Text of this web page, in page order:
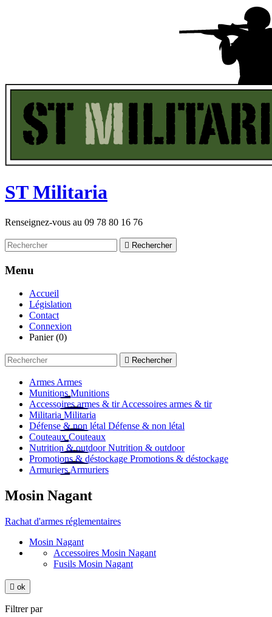
STMilitaria
Renseignez-vous au 09 78 80 16 76
 Rechercher
Menu
Accueil
Législation
Contact
Connexion
Panier (0)
 Rechercher
Armes Armes
Munitions Munitions
Accessoires armes & tir Accessoires armes & tir
Militaria Militaria
Défense & non létal Défense & non létal
Couteaux Couteaux
Nutrition & outdoor Nutrition & outdoor
Promotions & déstockage Promotions & déstockage
Armuriers Armuriers
Mosin Nagant
Rachat d'armes réglementaires
Mosin Nagant
Accessoires Mosin Nagant
Fusils Mosin Nagant
 ok
Filtrer par